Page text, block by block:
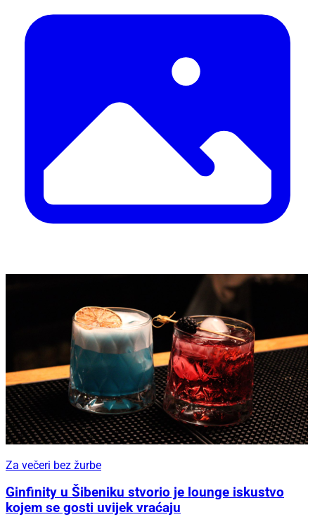
Za večeri bez žurbe
Ginfinity u Šibeniku stvorio je lounge iskustvo
kojem se gosti uvijek vraćaju